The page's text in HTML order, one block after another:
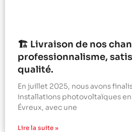
🏗️ Livraison de nos
professionnalisme,
qualité.
En juillet 2025, nous avons
installations photovoltaïques
Évreux, avec une
Lire la suite »